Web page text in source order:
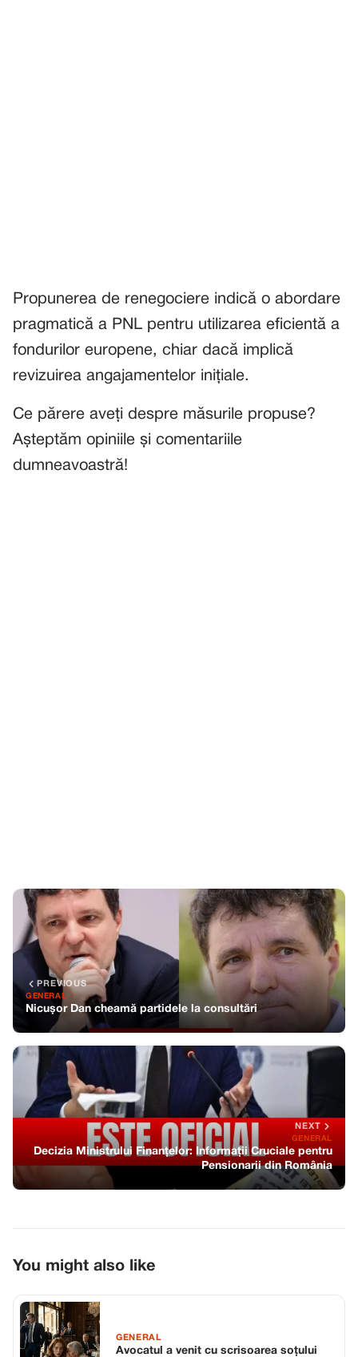
Propunerea de renegociere indică o abordare
pragmatică a PNL pentru utilizarea eficientă a
fondurilor europene, chiar dacă implică
revizuirea angajamentelor inițiale.
Ce părere aveți despre măsurile propuse?
Așteptăm opiniile și comentariile
dumneavoastră!
PREVIOUS
GENERAL
Nicușor Dan cheamă partidele la consultări
NEXT
GENERAL
Decizia Ministrului Finanțelor: Informații Cruciale pentru
Pensionarii din România
You might also like
GENERAL
Avocatul a venit cu scrisoarea soțului